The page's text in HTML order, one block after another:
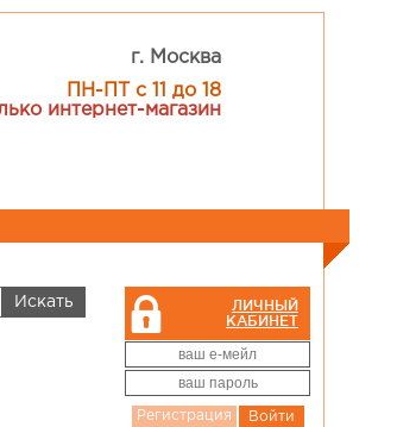
г. Москва
ПН-ПТ с 11 до 18
интернет-магазин
ЛИЧНЫЙ
КАБИНЕТ
Регистрация
Войти